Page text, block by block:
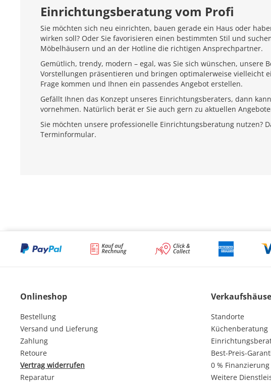
Einrichtungsberatung vom Profi
Sie möchten sich neu einrichten, bauen gerade ein Haus oder
wirken soll? Oder Sie favorisieren einen bestimmten Stil und
Möbelhäusern und an der Hotline die richtigen Ansprechpartner.
Gemütlich, trendy, modern – egal, was Sie sich wünschen,
Vorstellungen präsentieren und bringen optimalerweise vielleicht
Frage kommen und Ihnen ein passendes Angebot erstellen.
Gefällt Ihnen das Konzept unseres Einrichtungsberaters, dann
vornehmen. Natürlich berät er Sie auch gern zu aktuellen
Sie möchten unsere professionelle Einrichtungsberatung nutzen?
Terminformular.
Onlineshop
Bestellung
Versand und Lieferung
Zahlung
Retoure
Vertrag widerrufen
Reparatur
Standorte
Küchenberatung
Best-Preis-
0 % Finanzierung
Weitere